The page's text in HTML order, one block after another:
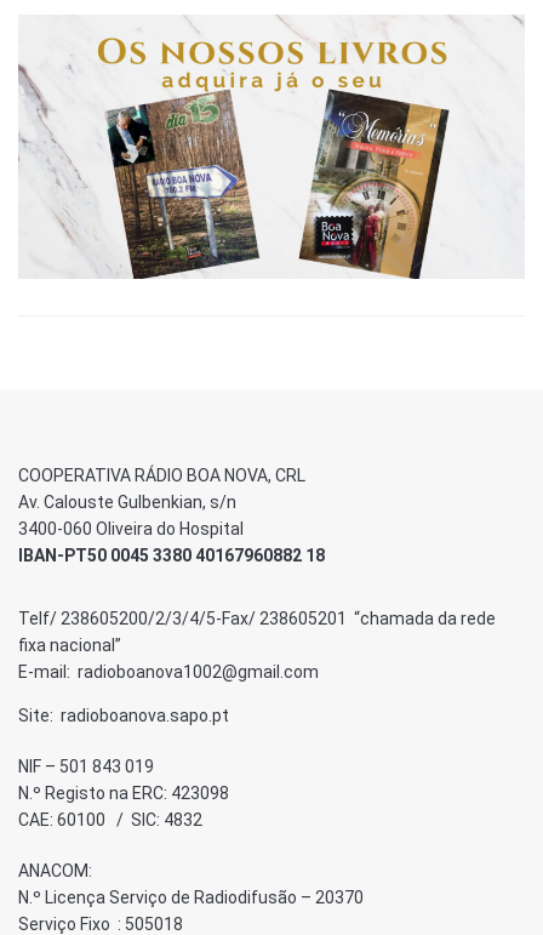
COOPERATIVA RÁDIO BOA NOVA, CRL
Av. Calouste Gulbenkian, s/n
3400-060 Oliveira do Hospital
IBAN-PT50 0045 3380 40167960882 18
Telf/ 238605200/2/3/4/5-Fax/ 238605201 “chamada da rede
fixa nacional”
E-mail: radioboanova1002@gmail.com
Site: radioboanova.sapo.pt
NIF – 501 843 019
N.º Registo na ERC: 423098
CAE: 60100 / SIC: 4832
ANACOM:
N.º Licença Serviço de Radiodifusão – 20370
Serviço Fixo : 505018